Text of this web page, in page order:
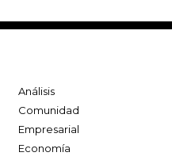
Análisis
Comunidad
Empresarial
Economía